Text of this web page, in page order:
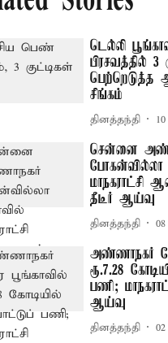
டெல்லி
பிரசவத்தில் 3
சிங்கம்
தினத்தந்தி
சென்னை
போகன்வில்லா
மாநகராட்சி
தீடீர் ஆய்வு
தினத்தந்தி
அண்ணாநகர்
ரூ.7.28
பணி;
ஆய்வு
தினத்தந்தி